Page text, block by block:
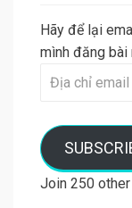
Hãy để lại
mình đăng bài
Địa
Join 250